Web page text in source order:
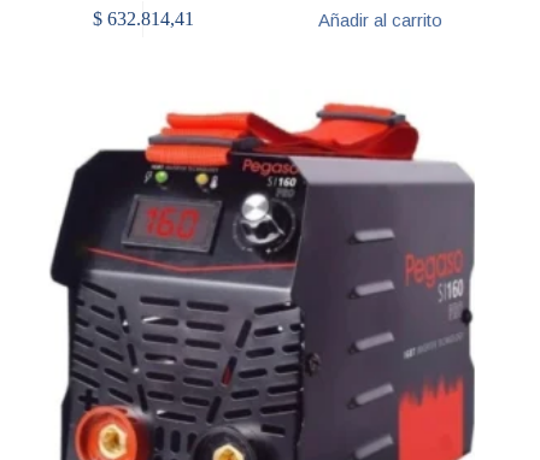
$632.814,41 Añadir al carrito